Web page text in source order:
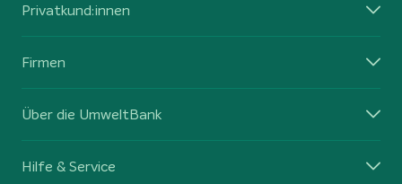
Privatkund:innen
Firmen
Über die UmweltBank
Hilfe & Service